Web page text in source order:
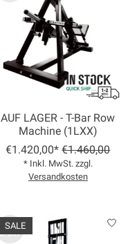
AUF LAGER - T-Bar Row
Machine (1LXX)
€1.420,00* €1.460,00
* Inkl. MwSt. zzgl.
Versandkosten
SALE